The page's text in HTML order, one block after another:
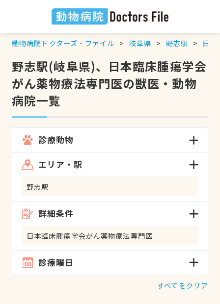
動物病院ドクターズ・ファイル 岐阜県 野志駅 日本
野志駅(岐阜県)、日本臨床腫瘍学会
がん薬物療法専門医の獣医・動物
病院一覧
診療動物
エリア・駅
野志駅
詳細条件
日本臨床腫瘍学会がん薬物療法専門医
診療曜日
すべてをクリア